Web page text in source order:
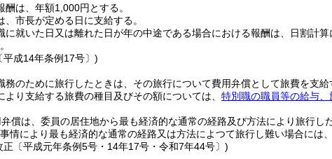
酬は、年額1,000円とする。
、市長が定める日に支給する。
に就いた日又は離れた日が年の中途である場合における報酬は、日割計算
平成14年条例17号〕)
務のために旅行したときは、その旅行について費用弁償として旅費を支給
より支給する旅費の種目及びその額については、 特別職の職員等の給与、
償は、委員の居住地から最も経済的な通常の経路及び方法により旅行し
情により最も経済的な通常の経路又は方法によつて旅行し難い場合には
正〔平成元年条例5号・14年17号・令和7年44号〕)